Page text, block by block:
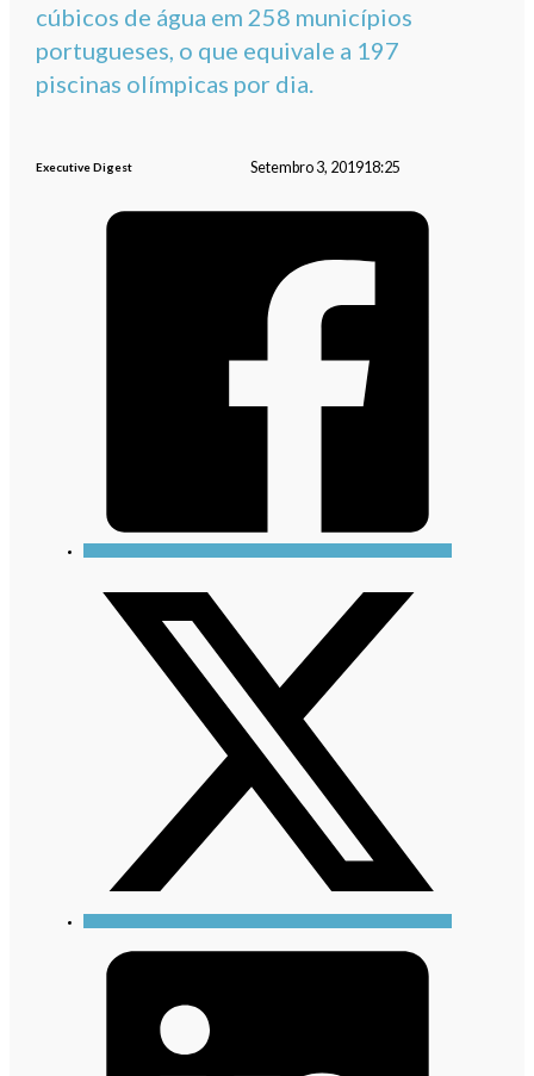
cúbicos de água em 258 municípios
portugueses, o que equivale a 197
piscinas olímpicas por dia.
Executive Digest Setembro 3, 201918:25